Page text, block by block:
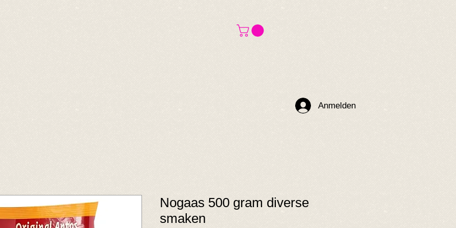
Anmelden
Nogaas 500 gram diverse
smaken